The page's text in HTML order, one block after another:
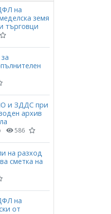
на
земя
търговци
и ЗДДС при
архив
586
на разход
сметка на
на
от